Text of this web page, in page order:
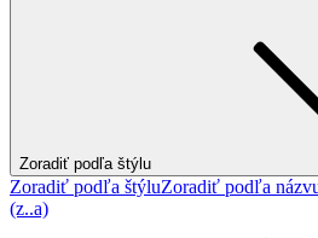
Zoradiť podľa štýlu
Zoradiť podľa štýluZoradiť podľa
(z..a)